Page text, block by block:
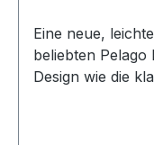
Eine neue,
beliebten Pelago
Design wie die